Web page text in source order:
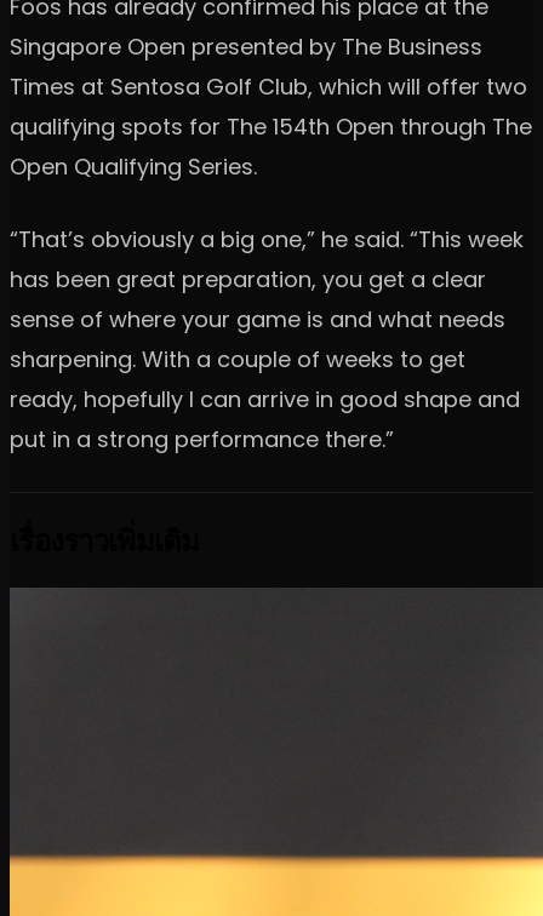
Foos has already confirmed his place at the
Singapore Open presented by The Business
Times at Sentosa Golf Club, which will offer two
qualifying spots for The 154th Open through The
Open Qualifying Series.
“That’s obviously a big one,” he said. “This week
has been great preparation, you get a clear
sense of where your game is and what needs
sharpening. With a couple of weeks to get
ready, hopefully I can arrive in good shape and
put in a strong performance there.”